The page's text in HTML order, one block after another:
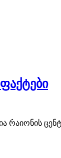
რაიონის